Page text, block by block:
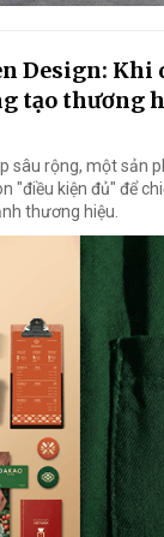
Design: Khi
tạo thương
sâu rộng, một sản
"điều kiện đủ" để
thương hiệu.